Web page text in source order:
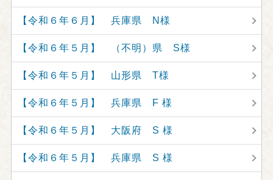
【令和６年６月】 兵庫県 N様
【令和６年５月】 （不明）県 S様
【令和６年５月】 山形県 T様
【令和６年５月】 兵庫県 F 様
【令和６年５月】 大阪府 S 様
【令和６年５月】 兵庫県 S 様